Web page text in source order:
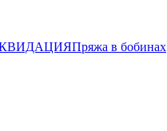
Пряжа в бобинах